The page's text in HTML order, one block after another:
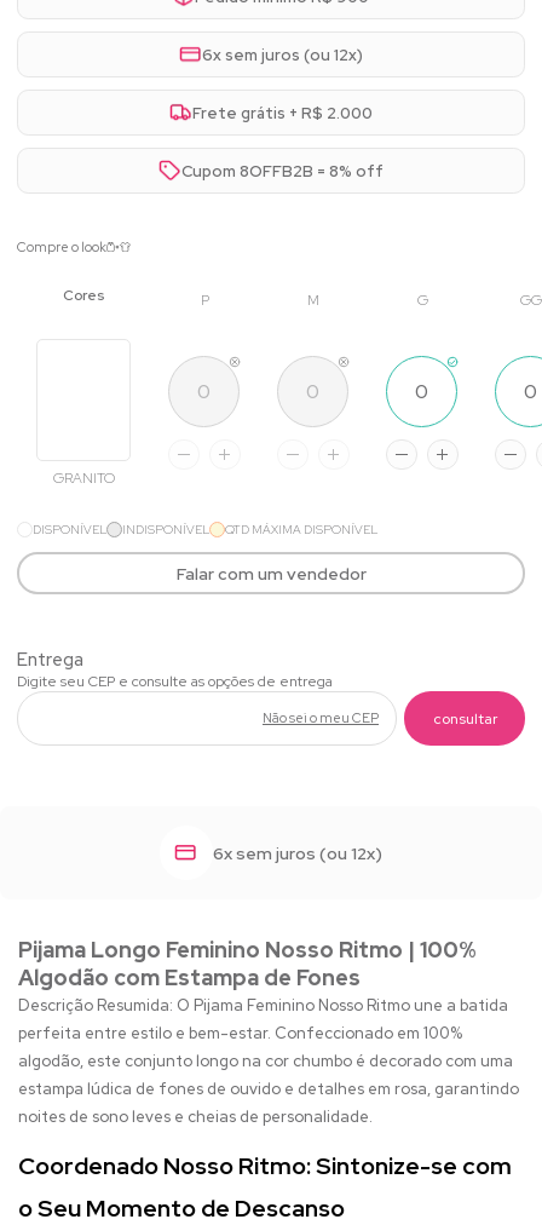
6x sem juros (ou 12x)
Frete grátis + R$ 2.000
Cupom 8OFFB2B = 8% off
Compre o look
P M G GG
GRANITO
DISPONÍVEL INDISPONÍVEL QTD MÁXIMA DISPONÍVEL
Falar com um vendedor
Não sei o meu CEP
6x sem juros (ou 12x)
Pijama Longo Feminino Nosso Ritmo | 100%
Algodão com Estampa de Fones
Descrição Resumida: O Pijama Feminino Nosso Ritmo une a batida
perfeita entre estilo e bem-estar. Confeccionado em 100%
algodão, este conjunto longo na cor chumbo é decorado com uma
estampa lúdica de fones de ouvido e detalhes em rosa, garantindo
noites de sono leves e cheias de personalidade.
Coordenado Nosso Ritmo: Sintonize-se com
o Seu Momento de Descanso